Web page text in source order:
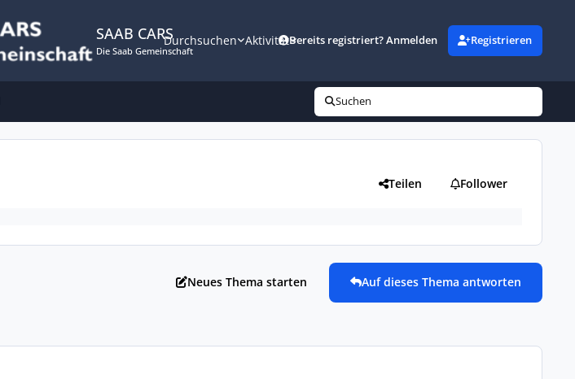
SAAB CARS
Die Saab Gemeinschaft
Durchsuchen AktivitätBereits registriert? Anmelden Registrieren
Suchen
Teilen Follower
Neues Thema starten Auf dieses Thema antworten